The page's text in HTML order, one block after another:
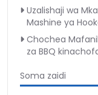
Uzalishaji wa
Mashine ya
Chochea
za BBQ
Soma zaidi